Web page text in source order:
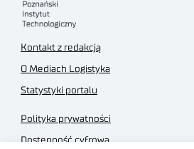
Kontakt z redakcją
O Mediach Logistyka
Statystyki portalu
Polityka prywatności
Dostępność cyfrowa